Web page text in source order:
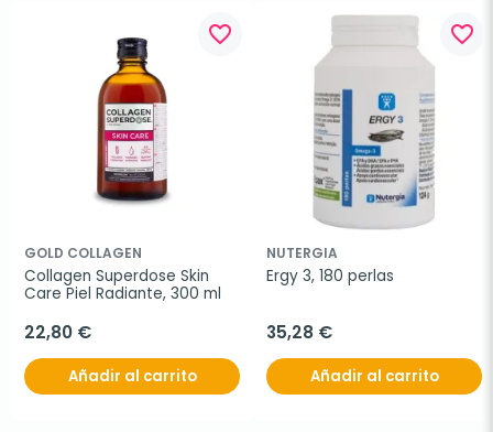
favorite_border
GOLD COLLAGEN
Collagen Superdose Skin
Care Piel Radiante, 300 ml
22,80 €
Añadir al carrito
favorite_border
NUTERGIA
Ergy 3, 180 perlas
35,28 €
Añadir al carrito